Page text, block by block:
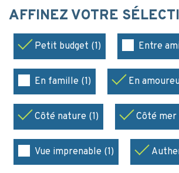
AFFINEZ VOTRE
Petit budget (1) Entre
En famille (1) En
Côté nature (1) Côté mer
Vue imprenable (1)